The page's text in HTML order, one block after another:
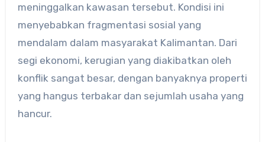
meninggalkan kawasan tersebut. Kondisi ini
menyebabkan fragmentasi sosial yang
mendalam dalam masyarakat Kalimantan. Dari
segi ekonomi, kerugian yang diakibatkan oleh
konflik sangat besar, dengan banyaknya properti
yang hangus terbakar dan sejumlah usaha yang
hancur.